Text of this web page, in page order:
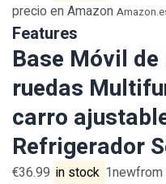
precio en Amazon
Features
Base Móvil
ruedas
carro
Refrigerador
€36.99 in stock